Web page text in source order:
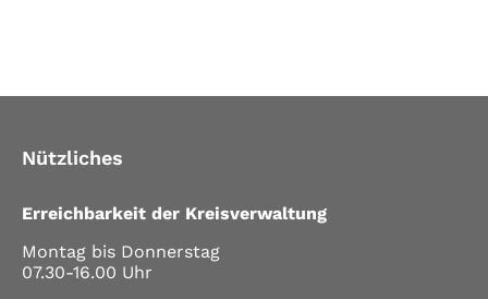
Nützliches
Erreichbarkeit der Kreisverwaltung
Montag bis Donnerstag
07.30-16.00 Uhr